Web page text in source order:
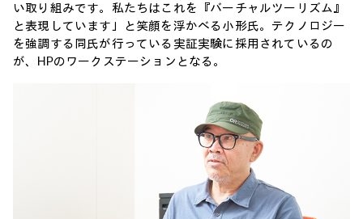
い取り組みです。私たちはこれを『バーチャルツーリズム』
と表現しています」と笑顔を浮かべる小形氏。テクノロジー
を強調する同氏が行っている実証実験に採用されているの
が、HPのワークステーションとなる。